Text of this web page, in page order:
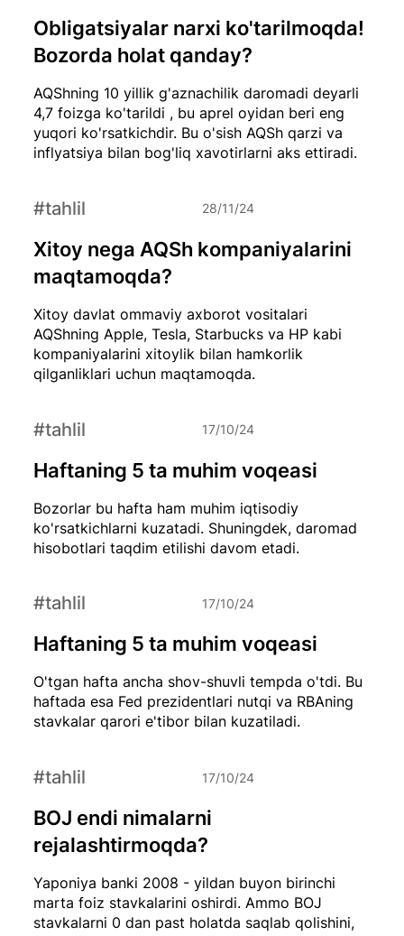
AQShning 10 yillik g'aznachilik daromadi deyarli
4,7 foizga ko'tarildi , bu aprel oyidan beri eng
yuqori ko'rsatkichdir. Bu o'sish AQSh qarzi va
inflyatsiya bilan bog'liq xavotirlarni aks ettiradi.
Obligatsiyalar narxi ko'tarilmoqda!
Bozorda holat qanday?
Xitoy davlat ommaviy axborot vositalari
AQShning Apple, Tesla, Starbucks va HP kabi
kompaniyalarini xitoylik bilan hamkorlik
qilganliklari uchun maqtamoqda.
Xitoy nega AQSh kompaniyalarini
maqtamoqda?
#tahlil 28/11/24
Bozorlar bu hafta ham muhim iqtisodiy
ko'rsatkichlarni kuzatadi. Shuningdek, daromad
hisobotlari taqdim etilishi davom etadi.
Haftaning 5 ta muhim voqeasi
#tahlil 17/10/24
O'tgan hafta ancha shov-shuvli tempda o'tdi. Bu
haftada esa Fed prezidentlari nutqi va RBAning
stavkalar qarori e'tibor bilan kuzatiladi.
Haftaning 5 ta muhim voqeasi
#tahlil 17/10/24
Yaponiya banki 2008 - yildan buyon birinchi
marta foiz stavkalarini oshirdi. Ammo BOJ
stavkalarni 0 dan past holatda saqlab qolishini,
BOJ endi nimalarni
rejalashtirmoqda?
#tahlil 17/10/24